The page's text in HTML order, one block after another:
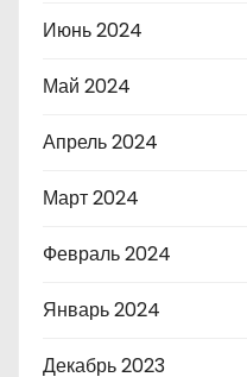
Июнь 2024
Май 2024
Апрель 2024
Март 2024
Февраль 2024
Январь 2024
Декабрь 2023